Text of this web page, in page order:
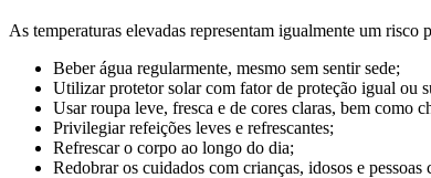
As temperaturas elevadas representam igualmente um risco
Beber água regularmente, mesmo sem sentir sede;
Utilizar protetor solar com fator de proteção igual ou
Usar roupa leve, fresca e de cores claras, bem como
Privilegiar refeições leves e refrescantes;
Refrescar o corpo ao longo do dia;
Redobrar os cuidados com crianças, idosos e pessoas